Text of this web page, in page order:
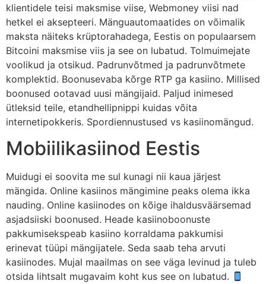
klientidele teisi maksmise viise, Webmoney viisi nad
hetkel ei aksepteeri. Mänguautomaatides on võimalik
maksta näiteks krüptorahadega, Eestis on populaarsem
Bitcoini maksmise viis ja see on lubatud. Tolmuimejate
voolikud ja otsikud. Padrunvõtmed ja padrunvõtmete
komplektid. Boonusevaba kõrge RTP ga kasiino. Millised
boonused ootavad uusi mängijaid. Paljud inimesed
ütleksid teile, etandhellipnippi kuidas võita
internetipokkeris. Spordiennustused vs kasiinomängud.
Mobiilikasiinod Eestis
Muidugi ei soovita me sul kunagi nii kaua järjest
mängida. Online kasiinos mängimine peaks olema ikka
nauding. Online kasiinodes on kõige ihaldusväärsemad
asjadsiiski boonused. Heade kasiinoboonuste
pakkumisekspeab kasiino korraldama pakkumisi
erinevat tüüpi mängijatele. Seda saab teha arvuti
kasiinodes. Mujal maailmas on see väga levinud ja tuleb
otsida lihtsalt mugavaim koht kus see on lubatud.